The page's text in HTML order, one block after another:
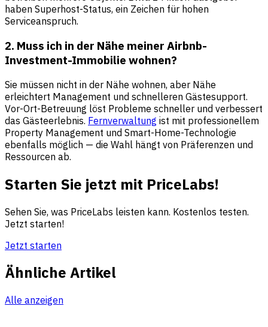
haben Superhost-Status, ein Zeichen für hohen
Serviceanspruch.
2. Muss ich in der Nähe meiner Airbnb-
Investment-Immobilie wohnen?
Sie müssen nicht in der Nähe wohnen, aber Nähe
erleichtert Management und schnelleren Gästesupport.
Vor-Ort-Betreuung löst Probleme schneller und verbessert
das Gästeerlebnis. Fernverwaltung ist mit professionellem
Property Management und Smart-Home-Technologie
ebenfalls möglich — die Wahl hängt von Präferenzen und
Ressourcen ab.
Starten Sie jetzt mit PriceLabs!
Sehen Sie, was PriceLabs leisten kann. Kostenlos testen.
Jetzt starten!
Jetzt starten
Ähnliche Artikel
Alle anzeigen